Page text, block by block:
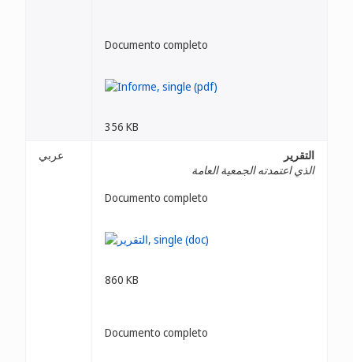
Documento completo
356 KB
عربي
التقرير
الذي اعتمدته الجمعية العامة
Documento completo
860 KB
Documento completo